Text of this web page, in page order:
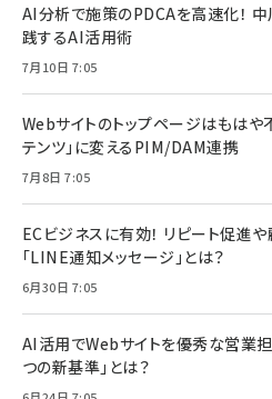
AI分析で施策のPDCAを高速化！
践するAI活用術
7月10日 7:05
Webサイトのトップページはもはや
テンツ」に変えるPIM/DAM連携
7月8日 7:05
ECビジネスに有効！ リピート促進
「LINE通知メッセージ」とは？
6月30日 7:05
AI活用でWebサイトを優秀な営業
つの新基準」とは？